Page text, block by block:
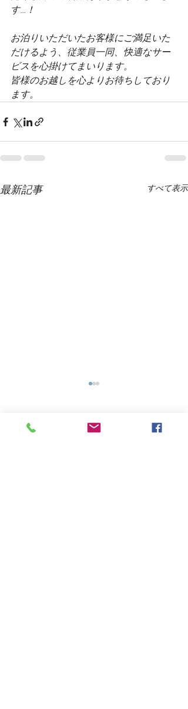
す…！
お泊りいただいたお客様にご満足いた
だけるよう、従業員一同、快適なサー
ビスを心掛けてまいります。
皆様のお越しを心よりお待ちしており
ます。
最新記事 すべて表示
コメント